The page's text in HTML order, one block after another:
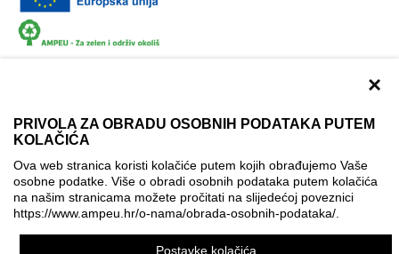
×
PRIVOLA ZA OBRADU OSOBNIH PODATAKA PUTEM
KOLAČIĆA
Ova web stranica koristi kolačiće putem kojih obrađujemo Vaše
osobne podatke. Više o obradi osobnih podataka putem kolačića
na našim stranicama možete pročitati na slijedećoj poveznici
https://www.ampeu.hr/o-nama/obrada-osobnih-podataka/
Postavke kolačića
Izjava o pristupačnosti
Politika korištenja kolačića
Postavke kolačića